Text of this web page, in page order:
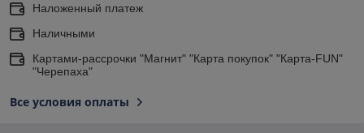
Наложенный платеж
Наличными
Картами-рассрочки "Магнит" "Карта покупок" "Карта-FUN"
"Черепаха"
Все условия оплаты